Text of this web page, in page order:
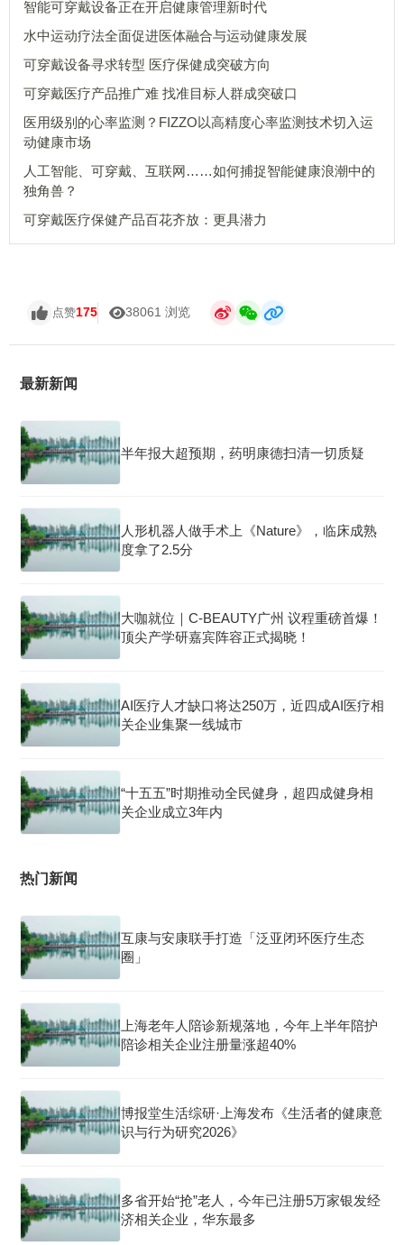
智能可穿戴设备正在开启健康管理新时代
水中运动疗法全面促进医体融合与运动健康发展
可穿戴设备寻求转型 医疗保健成突破方向
可穿戴医疗产品推广难 找准目标人群成突破口
医用级别的心率监测？FIZZO以高精度心率监测技术切入运
动健康市场
人工智能、可穿戴、互联网……如何捕捉智能健康浪潮中的
独角兽？
可穿戴医疗保健产品百花齐放：更具潜力
点赞175 38061 浏览
最新新闻
半年报大超预期，药明康德扫清一切质疑
人形机器人做手术上《Nature》，临床成熟
度拿了2.5分
大咖就位｜C-BEAUTY广州 议程重磅首爆！
顶尖产学研嘉宾阵容正式揭晓！
AI医疗人才缺口将达250万，近四成AI医疗相
关企业集聚一线城市
“十五五”时期推动全民健身，超四成健身相
关企业成立3年内
热门新闻
互康与安康联手打造「泛亚闭环医疗生态
圈」
上海老年人陪诊新规落地，今年上半年陪护
陪诊相关企业注册量涨超40%
博报堂生活综研·上海发布《生活者的健康意
识与行为研究2026》
多省开始“抢”老人，今年已注册5万家银发经
济相关企业，华东最多